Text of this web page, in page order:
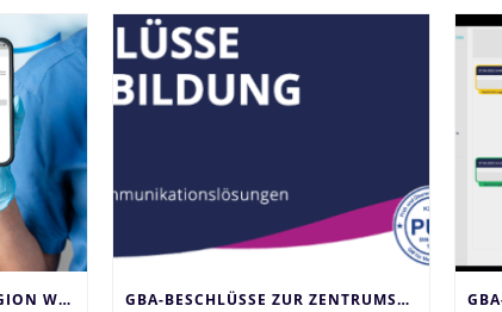
TI-MESSENGER MODELLREGION WÜRZBURG: INNOVATION FÜR DAS GESUNDHEITSWESEN GBA-BESCHLÜSSE ZUR ZENTRUMSBILDUNG UND AMP